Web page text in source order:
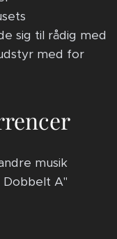
sig til rådig med
med for
musik
A"